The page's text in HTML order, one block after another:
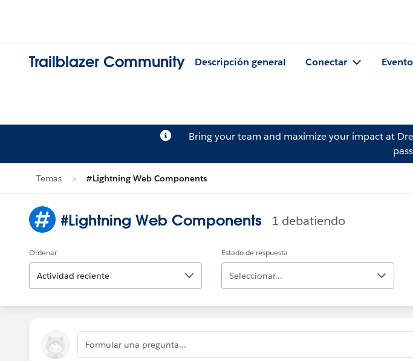
Trailblazer Community Descripción general Conectar
Bring your team and maximize your impact at
Temas #Lightning Web Components
#Lightning Web Components 1 debatiendo
Ordenar
Actividad reciente
Estado de respuesta
Seleccionar...
Formular una pregunta...